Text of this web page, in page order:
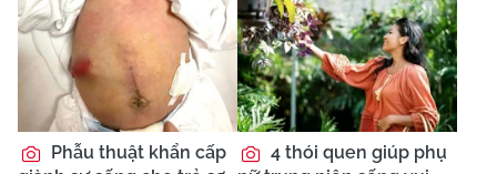
Phẫu thuật khẩn cấp
4 thói quen giúp phụ